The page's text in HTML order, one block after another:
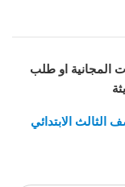
المجانية او طلب
الابتدائي